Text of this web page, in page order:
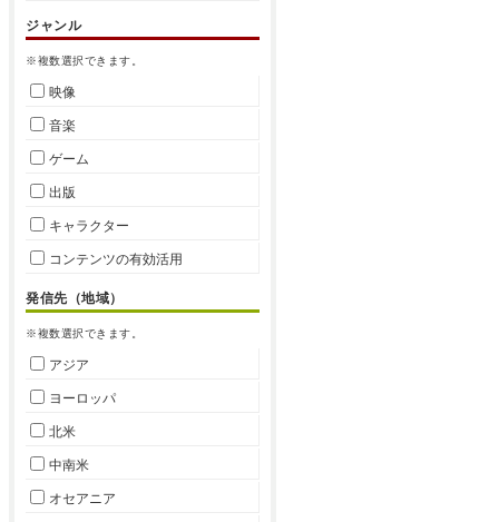
ジャンル
※複数選択できます。
映像
音楽
ゲーム
出版
キャラクター
コンテンツの有効活用
発信先（地域）
※複数選択できます。
アジア
ヨーロッパ
北米
中南米
オセアニア